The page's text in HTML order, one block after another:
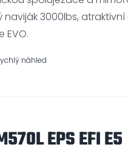
3000lbs,
EVO.
náhled
EPS EFI E5